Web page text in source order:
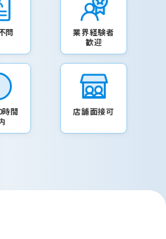
問
業界経験者
歓迎
間
店舗面接可